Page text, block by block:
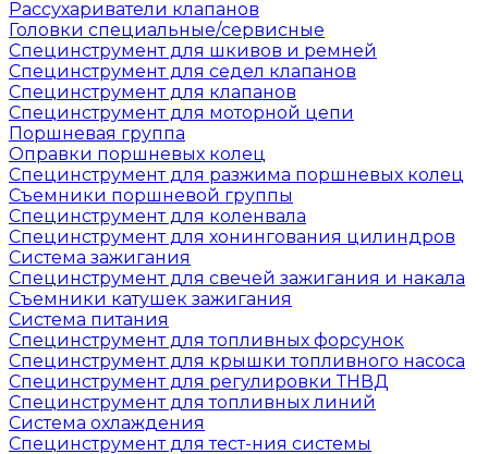
Рассухариватели клапанов
Головки специальные/сервисные
Специнструмент для шкивов и ремней
Специнструмент для седел клапанов
Специнструмент для клапанов
Специнструмент для моторной цепи
Поршневая группа
Оправки поршневых колец
Специнструмент для разжима поршневых колец
Съемники поршневой группы
Специнструмент для коленвала
Специнструмент для хонингования цилиндров
Система зажигания
Специнструмент для свечей зажигания и накала
Съемники катушек зажигания
Система питания
Специнструмент для топливных форсунок
Специнструмент для крышки топливного насоса
Специнструмент для регулировки ТНВД
Специнструмент для топливных линий
Система охлаждения
Специнструмент для тест-ния системы